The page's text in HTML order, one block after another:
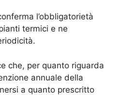
l’obbligatorietà
termici e ne
che, per quanto riguarda
annuale della
a quanto prescritto